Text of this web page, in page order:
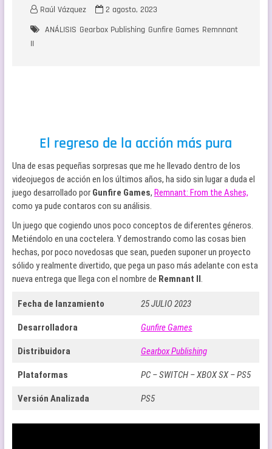
Raúl Vázquez
2 agosto, 2023
ANÁLISIS Gearbox Publishing Gunfire Games Remnnant
II
El regreso de la acción más pura
Una de esas pequeñas sorpresas que me he llevado dentro de los
videojuegos de acción en los últimos años, ha sido sin lugar a duda el
juego desarrollado por Gunfire Games, Remnant: From the Ashes,
como ya pude contaros con su análisis.
Un juego que cogiendo unos poco conceptos de diferentes géneros.
Metiéndolo en una coctelera. Y demostrando como las cosas bien
hechas, por poco novedosas que sean, pueden suponer un proyecto
sólido y realmente divertido, que pega un paso más adelante con esta
nueva entrega que llega con el nombre de Remnant II.
Fecha de lanzamiento 25 JULIO 2023
Desarrolladora Gunfire Games
Distribuidora Gearbox Publishing
Plataformas PC – SWITCH – XBOX SX – PS5
Versión Analizada PS5